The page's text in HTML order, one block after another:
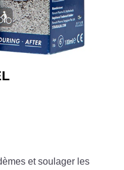
et soulager les